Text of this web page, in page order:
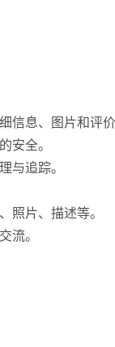
信息、图片和评价
安全。
与追踪。
照片、描述等。
流。